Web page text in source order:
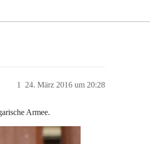
24. März 2016 um 20:28
1
Armee.